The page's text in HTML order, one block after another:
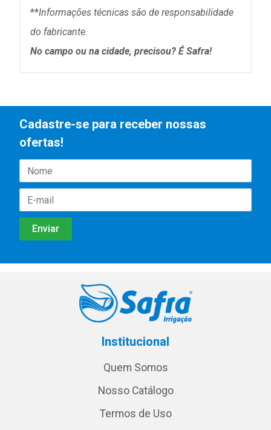
**Informações técnicas são de responsabilidade
do fabricante.
No campo ou na cidade, precisou? É Safra!
Cadastre-se para receber nossas
ofertas!
Institucional
Quem Somos
Nosso Catálogo
Termos de Uso